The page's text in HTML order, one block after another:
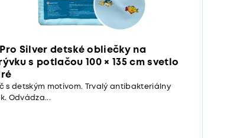
Silver detské obliečky na
s potlačou 100 × 135 cm svetlo
s detským motívom. Trvalý antibakteriálny
Odvádza...